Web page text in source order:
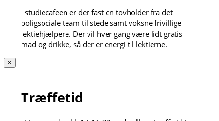
I studiecafeen er der fast en tovholder fra det
boligsociale team til stede samt voksne frivillige
lektiehjælpere. Der vil hver gang være lidt gratis
mad og drikke, så der er energi til lektierne.
×
Træffetid